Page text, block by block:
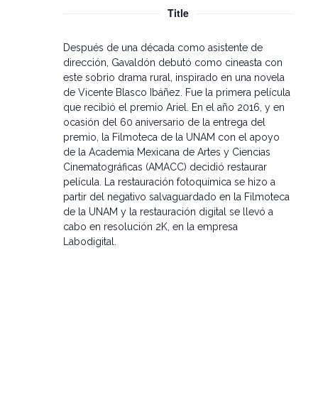
Title
Después de una década como asistente de
dirección, Gavaldón debutó como cineasta con
este sobrio drama rural, inspirado en una novela
de Vicente Blasco Ibáñez. Fue la primera película
que recibió el premio Ariel. En el año 2016, y en
ocasión del 60 aniversario de la entrega del
premio, la Filmoteca de la UNAM con el apoyo
de la Academia Mexicana de Artes y Ciencias
Cinematográficas (AMACC) decidió restaurar
película. La restauración fotoquímica se hizo a
partir del negativo salvaguardado en la Filmoteca
de la UNAM y la restauración digital se llevó a
cabo en resolución 2K, en la empresa
Labodigital.